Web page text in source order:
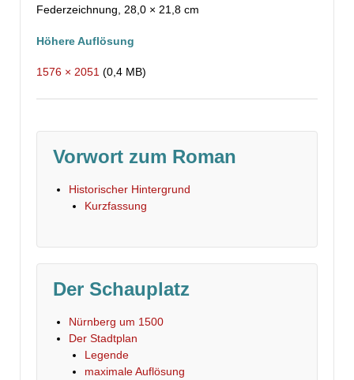
Federzeichnung, 28,0 × 21,8 cm
Höhere Auflösung
1576 × 2051 (0,4 MB)
Vorwort zum Roman
Historischer Hintergrund
Kurzfassung
Der Schauplatz
Nürnberg um 1500
Der Stadtplan
Legende
maximale Auflösung